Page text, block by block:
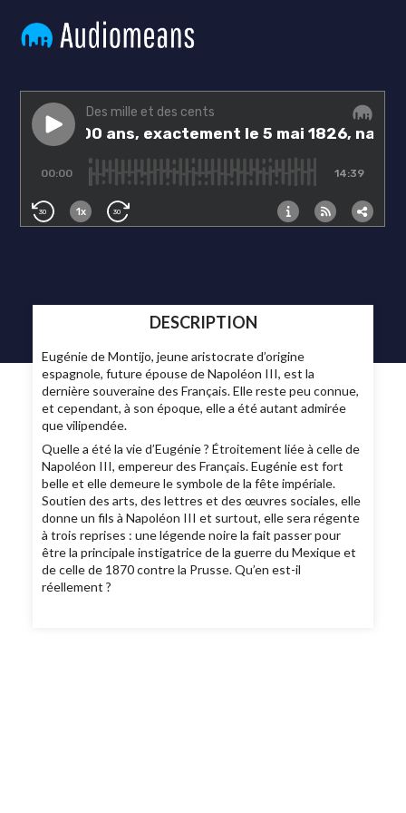
DESCRIPTION
Eugénie de Montijo, jeune aristocrate d’origine
espagnole, future épouse de Napoléon III, est la
dernière souveraine des Français. Elle reste peu connue,
et cependant, à son époque, elle a été autant admirée
que vilipendée.
Quelle a été la vie d’Eugénie ? Étroitement liée à celle de
Napoléon III, empereur des Français. Eugénie est fort
belle et elle demeure le symbole de la fête impériale.
Soutien des arts, des lettres et des œuvres sociales, elle
donne un fils à Napoléon III et surtout, elle sera régente
à trois reprises : une légende noire la fait passer pour
être la principale instigatrice de la guerre du Mexique et
de celle de 1870 contre la Prusse. Qu’en est-il
réellement ?